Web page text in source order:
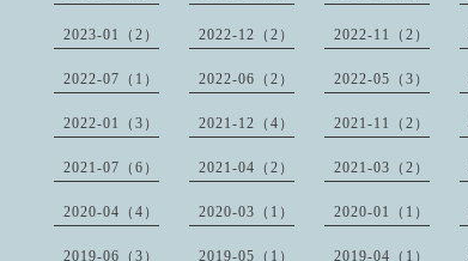
2023-01（2） 2022-12（2） 2022-11（2）
2022-07（1） 2022-06（2） 2022-05（3）
2022-01（3） 2021-12（4） 2021-11（2）
2021-07（6） 2021-04（2） 2021-03（2）
2020-04（4） 2020-03（1） 2020-01（1）
2019-06（3） 2019-05（1） 2019-04（1）